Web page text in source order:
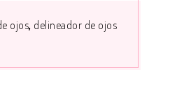
ojos delineador de ojos